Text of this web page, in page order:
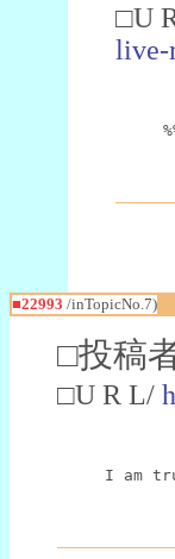
□U
live-
■22993 /inTopicNo.7)
□投稿
□U R L/
I am